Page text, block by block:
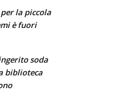
la piccola
è fuori
soda
biblioteca